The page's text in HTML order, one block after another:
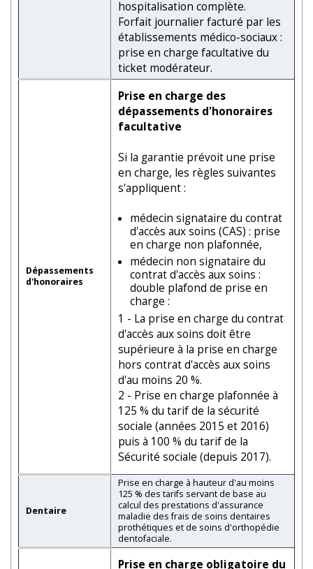
hospitalisation complète.
Forfait journalier facturé par les
établissements médico-sociaux :
prise en charge facultative du
ticket modérateur.
Dépassements
d'honoraires
Prise en charge des
dépassements d'honoraires
facultative
Si la garantie prévoit une prise
en charge, les règles suivantes
s'appliquent :
médecin signataire du contrat
d'accès aux soins (CAS) : prise
en charge non plafonnée,
médecin non signataire du
contrat d'accès aux soins :
double plafond de prise en
charge :
1 - La prise en charge du contrat
d'accès aux soins doit être
supérieure à la prise en charge
hors contrat d'accès aux soins
d'au moins 20 %.
2 - Prise en charge plafonnée à
125 % du tarif de la sécurité
sociale (années 2015 et 2016)
puis à 100 % du tarif de la
Sécurité sociale (depuis 2017).
Dentaire
Prise en charge à hauteur d'au moins
125 % des tarifs servant de base au
calcul des prestations d'assurance
maladie des frais de soins dentaires
prothétiques et de soins d'orthopédie
dentofaciale.
Prise en charge obligatoire du